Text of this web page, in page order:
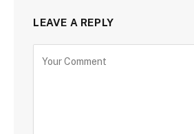
LEAVE A REPLY